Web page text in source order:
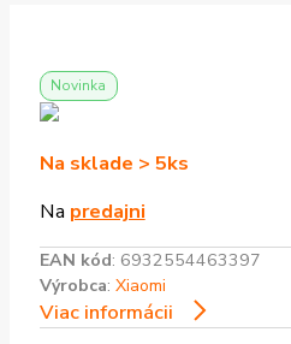
Novinka
Na sklade > 5ks
Na predajni
EAN kód: 6932554463397
Výrobca: Xiaomi
Viac informácii